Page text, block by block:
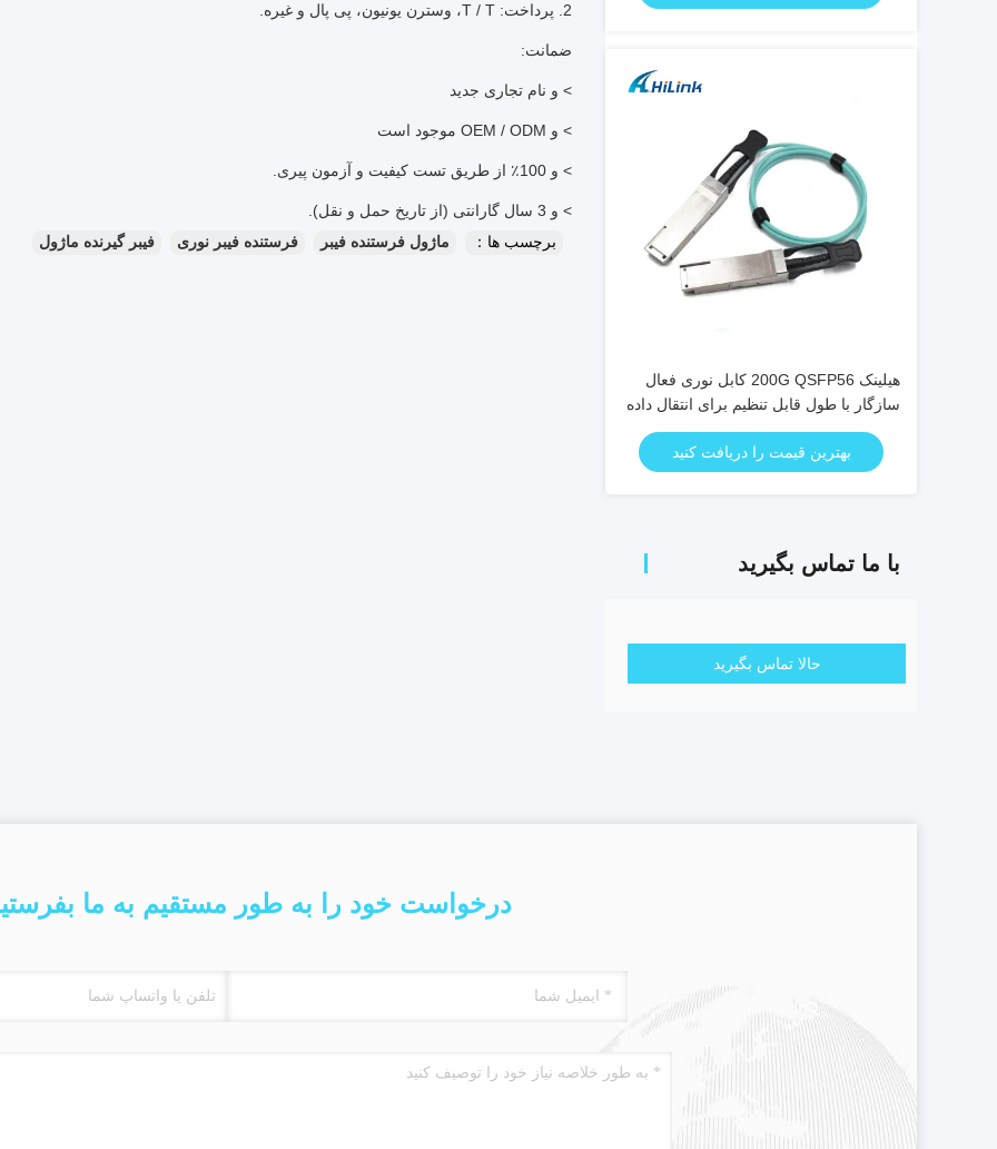
هیلینک 200G QSFP56 کابل نوری فعال
سازگار با طول قابل تنظیم برای انتقال داده
با سرعت بالا
بهترین قیمت را دریافت کنید
با ما تماس بگیرید
حالا تماس بگیرید
2. پرداخت: T / T، وسترن یونیون، پی پال و غیره.
ضمانت:
> و نام تجاری جدید
> و OEM / ODM موجود است
> و 100٪ از طریق تست کیفیت و آزمون پیری.
> و 3 سال گارانتی (از تاریخ حمل و نقل).
برچسب ها：
ماژول فرستنده فیبر فرستنده فیبر نوری فیبر گیرنده ماژول
درخواست خود را به طور مستقیم به ما